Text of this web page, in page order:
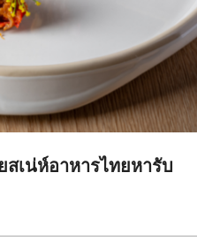
เน่ห์อาหารไทยหารับ